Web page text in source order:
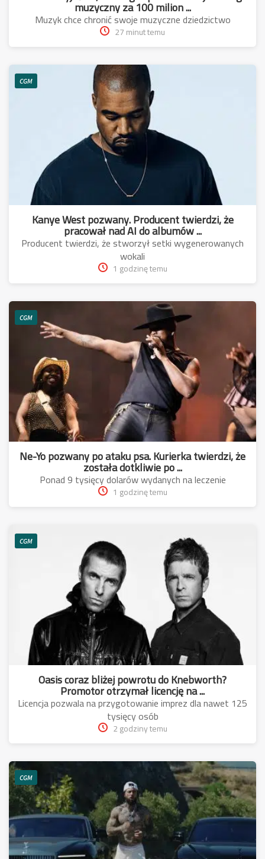
muzyczny za 100 milion ...
Muzyk chce chronić swoje muzyczne dziedzictwo
27 minut temu
CGM
Kanye West pozwany. Producent twierdzi, że
pracował nad AI do albumów ...
Producent twierdzi, że stworzył setki wygenerowanych
wokali
1 godzinę temu
CGM
Ne-Yo pozwany po ataku psa. Kurierka twierdzi, że
została dotkliwie po ...
Ponad 9 tysięcy dolarów wydanych na leczenie
1 godzinę temu
CGM
Oasis coraz bliżej powrotu do Knebworth?
Promotor otrzymał licencję na ...
Licencja pozwala na przygotowanie imprez dla nawet 125
tysięcy osób
2 godziny temu
CGM